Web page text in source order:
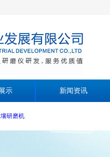
示 新闻资讯
研磨机